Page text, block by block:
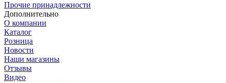
Прочие принадлежности
Дополнительно
О компании
Каталог
Розница
Новости
Наши магазины
Отзывы
Видео